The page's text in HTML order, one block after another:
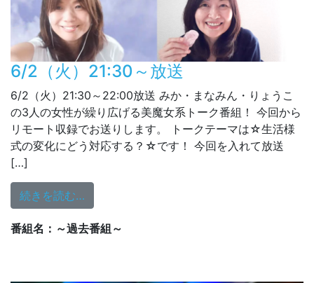
6/2（火）21:30～放送
6/2（火）21:30～22:00放送 みか・まなみん・りょうこ
の3人の女性が繰り広げる美魔女系トーク番組！ 今回から
リモート収録でお送りします。 トークテーマは☆生活様
式の変化にどう対応する？☆です！ 今回を入れて放送
[…]
続きを読む…
番組名：～過去番組～